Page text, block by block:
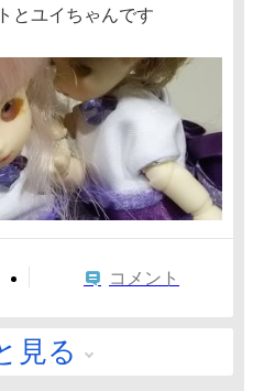
とユイちゃんです
コメント
見る